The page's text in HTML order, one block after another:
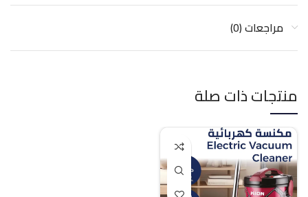
مراجعات (0)
منتجات ذات صلة